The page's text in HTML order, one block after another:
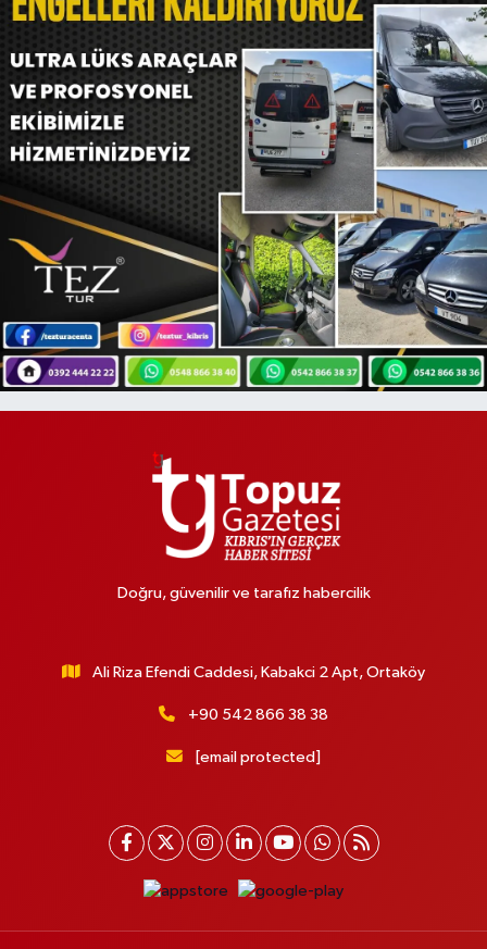
Doğru, güvenilir ve tarafız habercilik
Ali Riza Efendi Caddesi, Kabakci 2 Apt, Ortaköy
+90 542 866 38 38
[email protected]